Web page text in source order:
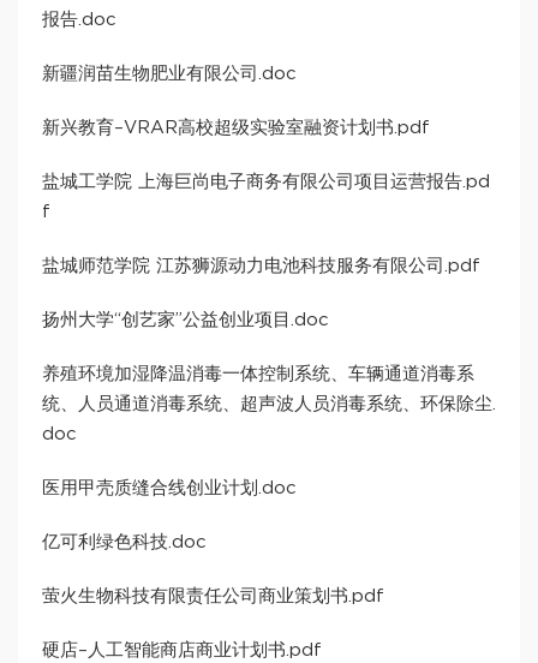
报告.doc
新疆润苗生物肥业有限公司.doc
新兴教育–VRAR高校超级实验室融资计划书.pdf
盐城工学院 上海巨尚电子商务有限公司项目运营报告.pd
f
盐城师范学院 江苏狮源动力电池科技服务有限公司.pdf
扬州大学“创艺家”公益创业项目.doc
养殖环境加湿降温消毒一体控制系统、车辆通道消毒系
统、人员通道消毒系统、超声波人员消毒系统、环保除尘.
doc
医用甲壳质缝合线创业计划.doc
亿可利绿色科技.doc
萤火生物科技有限责任公司商业策划书.pdf
硬店–人工智能商店商业计划书.pdf